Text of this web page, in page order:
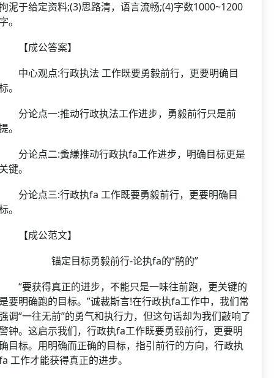
泥于给定资料;(3)思路清，语言流畅;(4)字数1000~1200
。
成公答案】
心观点:行政执法 工作既要勇毅前行，更要明确目
。
论点一:推动行政执法工作进步，勇毅前行只是前
。
论点二:夤縑推动行政执fa工作进步，明确目标更是
键。
论点三:行政执fa 工作既要勇毅前行，更要明确目
。
成公范文】
锚定目标勇毅前行-论执fa的“鹃的”
要获得真正的进步，不能只是一味往前跑，更关键的
要明确跑的目标。”诚裁斯言!在行政执fa工作中，我们常
调“一往无前”的勇气和执行力，但这句话却为我们敲响了
钟。这启示我们，行政执fa工作既要勇毂前行，更要明
目标。用明确而正确的目标，指引前行的方向，行政执
工作才能获得真正的进步。